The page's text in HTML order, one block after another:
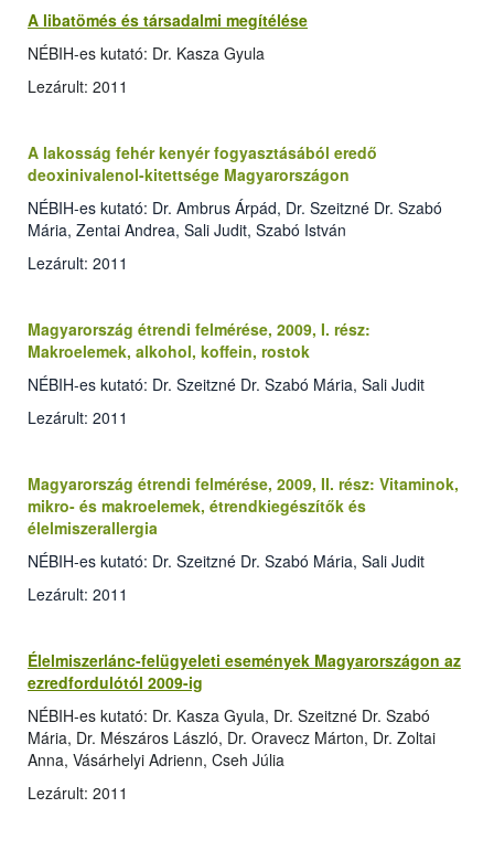
A libatömés és társadalmi megítélése
NÉBIH-es kutató: Dr. Kasza Gyula
Lezárult: 2011
A lakosság fehér kenyér fogyasztásából eredő
deoxinivalenol-kitettsége Magyarországon
NÉBIH-es kutató: Dr. Ambrus Árpád, Dr. Szeitzné Dr. Szabó
Mária, Zentai Andrea, Sali Judit, Szabó István
Lezárult: 2011
Magyarország étrendi felmérése, 2009, I. rész:
Makroelemek, alkohol, koffein, rostok
NÉBIH-es kutató: Dr. Szeitzné Dr. Szabó Mária, Sali Judit
Lezárult: 2011
Magyarország étrendi felmérése, 2009, II. rész: Vitaminok,
mikro- és makroelemek, étrendkiegészítők és
élelmiszerallergia
NÉBIH-es kutató: Dr. Szeitzné Dr. Szabó Mária, Sali Judit
Lezárult: 2011
Élelmiszerlánc-felügyeleti események Magyarországon az
ezredfordulótól 2009-ig
NÉBIH-es kutató: Dr. Kasza Gyula, Dr. Szeitzné Dr. Szabó
Mária, Dr. Mészáros László, Dr. Oravecz Márton, Dr. Zoltai
Anna, Vásárhelyi Adrienn, Cseh Júlia
Lezárult: 2011